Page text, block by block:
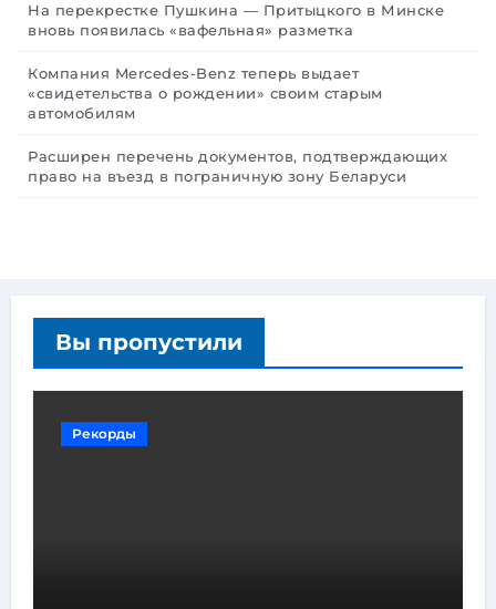
На перекрестке Пушкина — Притыцкого в Минске
вновь появилась «вафельная» разметка
Компания Mercedes-Benz теперь выдает
«свидетельства о рождении» своим старым
автомобилям
Расширен перечень документов, подтверждающих
право на въезд в пограничную зону Беларуси
Вы пропустили
Рекорды